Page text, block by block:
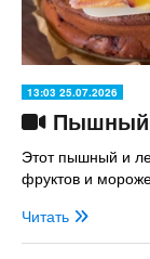
13:03 25.07.2026
Пышный
Этот пышный и
фруктов и
Читать